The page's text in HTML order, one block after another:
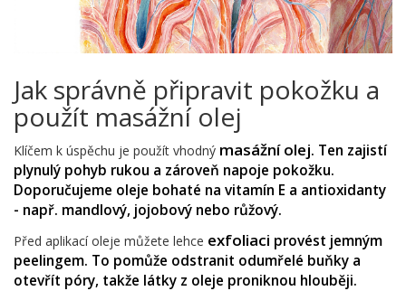
Jak správně připravit pokožku a
použít masážní olej
Klíčem k úspěchu je použít vhodný masážní olej. Ten zajistí
plynulý pohyb rukou a zároveň napoje pokožku.
Doporučujeme oleje bohaté na vitamín E a antioxidanty
- např. mandlový, jojobový nebo růžový.
Před aplikací oleje můžete lehce exfoliaci provést jemným
peelingem. To pomůže odstranit odumřelé buňky a
otevřít póry, takže látky z oleje proniknou hlouběji.